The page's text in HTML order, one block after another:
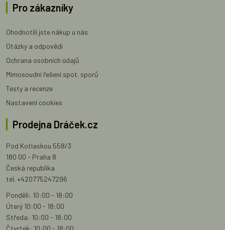
Pro zákazníky
Ohodnotili jste nákup u nás
Otázky a odpovědi
Ochrana osobních údajů
Mimosoudní řešení spot. sporů
Testy a recenze
Nastavení cookies
Prodejna Dráček.cz
Pod Kotlaskou 558/3
180 00 - Praha 8
Česká republika
tel. +420775247296
Pondělí: 10:00 - 18:00
Úterý 10:00 - 18:00
Středa: 10:00 - 18:00